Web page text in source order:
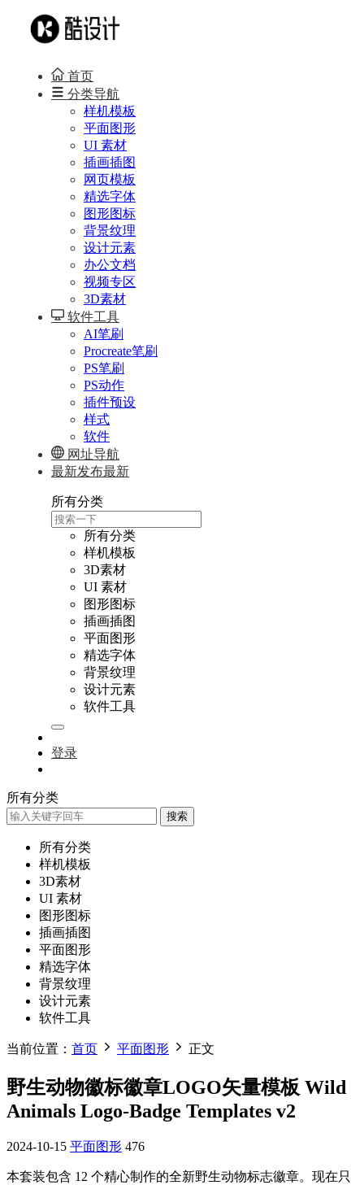
首页
分类导航
样机模板
平面图形
UI 素材
插画插图
网页模板
精选字体
图形图标
背景纹理
设计元素
办公文档
视频专区
3D素材
软件工具
AI笔刷
Procreate笔刷
PS笔刷
PS动作
插件预设
样式
软件
网址导航
最新发布最新
所有分类
所有分类
样机模板
3D素材
UI 素材
图形图标
插画插图
平面图形
精选字体
背景纹理
设计元素
软件工具
登录
所有分类
搜索
所有分类
样机模板
3D素材
UI 素材
图形图标
插画插图
平面图形
精选字体
背景纹理
设计元素
软件工具
当前位置： 首页 平面图形 正文
野生动物徽标徽章LOGO矢量模板 Wild
Animals Logo-Badge Templates v2
2024-10-15 平面图形 476
本套装包含 12 个精心制作的全新野生动物标志徽章。现在只